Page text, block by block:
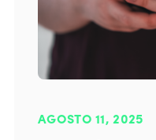
AGOSTO 11, 2025